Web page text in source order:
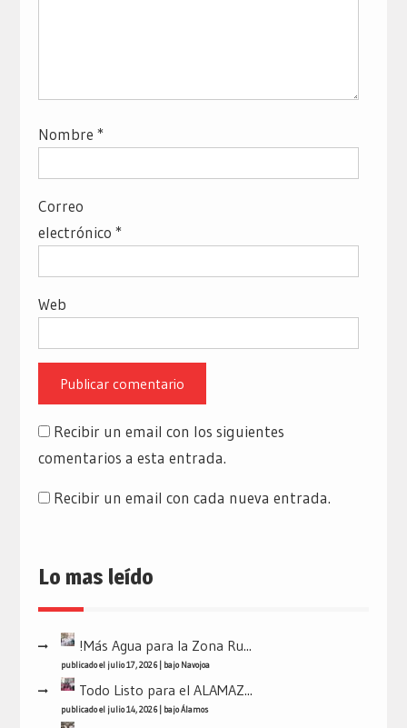
Nombre *
Correo
electrónico *
Web
Recibir un email con los siguientes
comentarios a esta entrada.
Recibir un email con cada nueva entrada.
Lo mas leído
!Más Agua para la Zona Ru...
publicado el julio 17, 2026| bajoNavojoa
Todo Listo para el ALAMAZ...
publicado el julio 14, 2026| bajoÁlamos